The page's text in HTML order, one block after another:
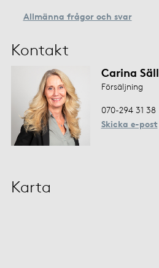
Allmänna frågor och svar
Kontakt
Carina Säll
Försäljning
070-294 31 38
Skicka e-post
Karta